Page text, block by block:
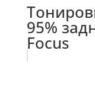
95%
Focus